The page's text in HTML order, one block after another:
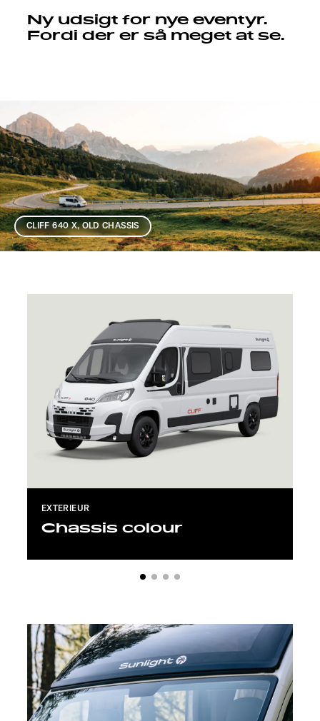
Ny udsigt for nye eventyr.
Fordi der er så meget at se.
CLIFF 640 X, OLD CHASSIS
EXTERIEUR
Chassis colour